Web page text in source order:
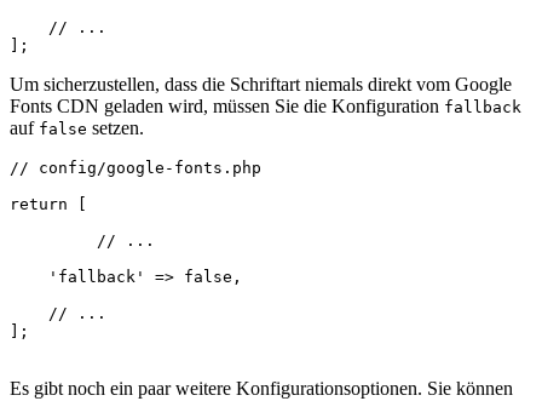
    // ...
Um sicherzustellen, dass die Schriftart niemals direkt vom Google
Fonts CDN geladen wird, müssen Sie die Konfiguration fallback
auf false setzen.
// config/google-fonts.php
return [
    'fallback' => false,
    // ...
];
Es gibt noch ein paar weitere Konfigurationsoptionen. Sie können